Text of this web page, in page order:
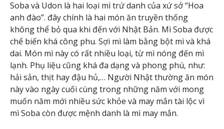
Soba và Udon là hai loại mì trứ danh của xứ sở “Hoa
anh đào”. đây chính là hai món ăn truyền thống
không thể bỏ qua khi đến với Nhật Bản. Mì Soba được
chế biến khá công phu. Sợi mì làm bằng bột mì và khá
dai. Món mì này có rất nhiều loại, từ mì nóng đến mì
lạnh. Phụ liệu cũng khá đa dạng và phong phú, như:
hải sản, thịt hay đậu hủ,… Người Nhật thường ăn món
này vào ngày cuối cùng trong những năm với mong
muốn năm mới nhiều sức khỏe và may mắn tài lộc vì
mì Soba còn được mệnh danh là mì may mắn.